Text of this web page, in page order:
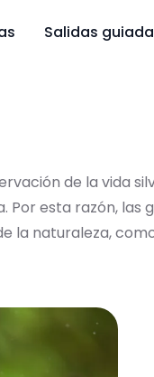
Salidas
de la vida
esta razón,
la naturaleza,